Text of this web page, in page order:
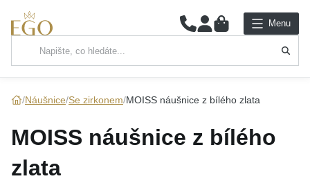
0 Menu
Hlavní kategorie
Náušnice Se zirkonem MOISS náušnice z bílého zlata
MOISS náušnice z bílého
zlata